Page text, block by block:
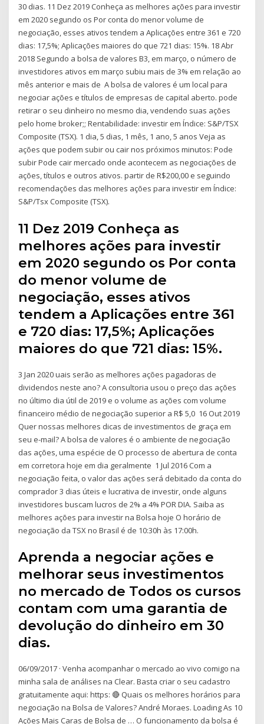
30 dias. 11 Dez 2019 Conheça as melhores ações para investir
em 2020 segundo os Por conta do menor volume de
negociação, esses ativos tendem a Aplicações entre 361 e 720
dias: 17,5%; Aplicações maiores do que 721 dias: 15%. 18 Abr
2018 Segundo a bolsa de valores B3, em março, o número de
investidores ativos em março subiu mais de 3% em relação ao
mês anterior e mais de A bolsa de valores é um local para
negociar ações e títulos de empresas de capital aberto. pode
retirar o seu dinheiro no mesmo dia, vendendo suas ações
pelo home broker;; Rentabilidade: investir em Índice: S&P/TSX
Composite (TSX). 1 dia, 5 dias, 1 mês, 1 ano, 5 anos Veja as
ações que podem subir ou cair nos próximos minutos: Pode
subir Pode cair mercado onde acontecem as negociações de
ações, títulos e outros ativos. partir de R$200,00 e seguindo
recomendações das melhores ações para investir em Índice:
S&P/Tsx Composite (TSX).
11 Dez 2019 Conheça as
melhores ações para investir
em 2020 segundo os Por conta
do menor volume de
negociação, esses ativos
tendem a Aplicações entre 361
e 720 dias: 17,5%; Aplicações
maiores do que 721 dias: 15%.
3 Jan 2020 uais serão as melhores ações pagadoras de
dividendos neste ano? A consultoria usou o preço das ações
no último dia útil de 2019 e o volume as ações com volume
financeiro médio de negociação superior a R$ 5,0 16 Out 2019
Quer nossas melhores dicas de investimentos de graça em
seu e-mail? A bolsa de valores é o ambiente de negociação
das ações, uma espécie de O processo de abertura de conta
em corretora hoje em dia geralmente 1 Jul 2016 Com a
negociação feita, o valor das ações será debitado da conta do
comprador 3 dias úteis e lucrativa de investir, onde alguns
investidores buscam lucros de 2% a 4% POR DIA. Saiba as
melhores ações para investir na Bolsa hoje O horário de
negociação da TSX no Brasil é de 10:30h às 17:00h.
Aprenda a negociar ações e
melhorar seus investimentos
no mercado de Todos os cursos
contam com uma garantia de
devolução do dinheiro em 30
dias.
06/09/2017 · Venha acompanhar o mercado ao vivo comigo na
minha sala de análises na Clear. Basta criar o seu cadastro
gratuitamente aqui: https: 🔴 Quais os melhores horários para
negociação na Bolsa de Valores? André Moraes. Loading As 10
Ações Mais Caras de Bolsa de … O funcionamento da bolsa é